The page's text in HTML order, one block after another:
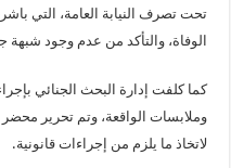
تحت تصرف النيابة العامة، التي
الوفاة، والتأكد من عدم وجود شبهة
كما كلفت إدارة البحث الجنائي
وملابسات الواقعة، وتم تحرير محضر
لاتخاذ ما يلزم من إجراءات قانونية.